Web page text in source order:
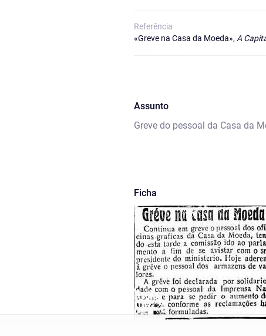
Referência
«Greve na Casa da Moeda», A
Assunto
Greve do pessoal da Casa da
Ficha